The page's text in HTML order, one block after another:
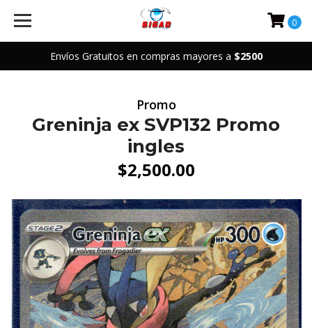
Envíos Gratuitos en compras mayores a $2500
0
Promo
Greninja ex SVP132 Promo
ingles
$2,500.00